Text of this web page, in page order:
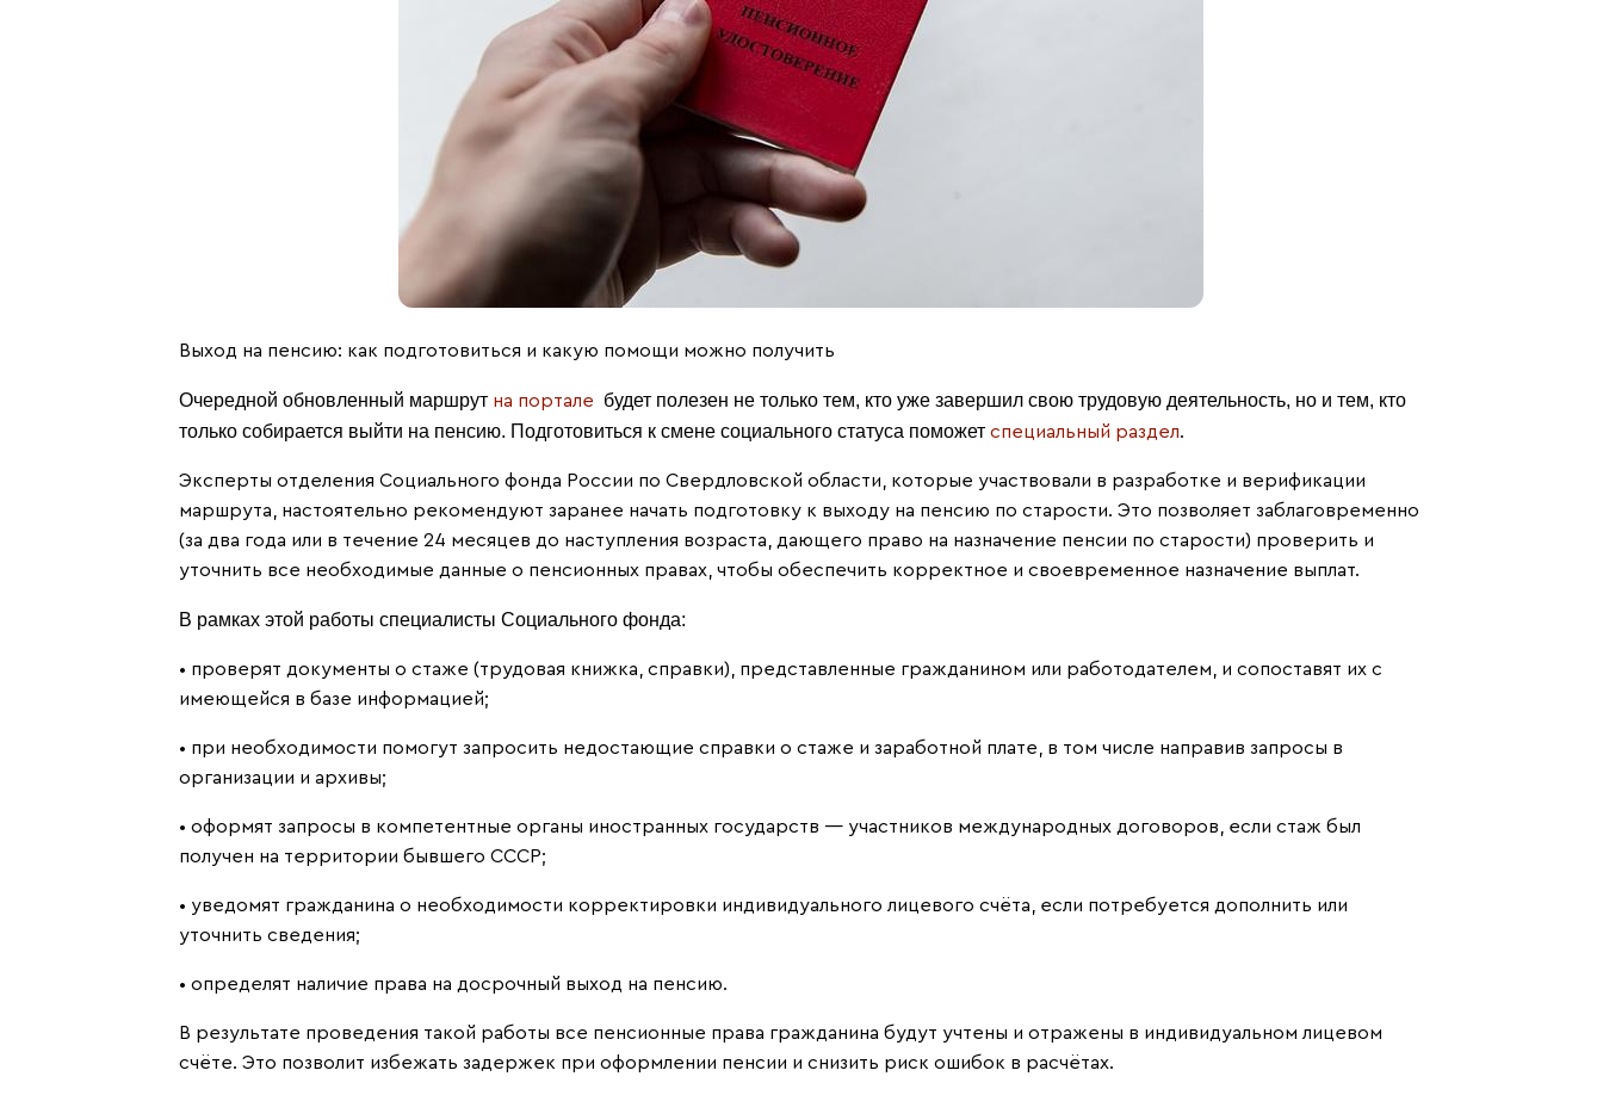
Выход на пенсию: как подготовиться и какую помощи можно получить
Очередной обновленный маршрут на портале будет полезен не только тем, кто уже завершил свою трудовую деятельность, но и тем, кто
только собирается выйти на пенсию. Подготовиться к смене социального статуса поможет специальный раздел.
Эксперты отделения Социального фонда России по Свердловской области, которые участвовали в разработке и верификации
маршрута, настоятельно рекомендуют заранее начать подготовку к выходу на пенсию по старости. Это позволяет заблаговременно
(за два года или в течение 24 месяцев до наступления возраста, дающего право на назначение пенсии по старости) проверить и
уточнить все необходимые данные о пенсионных правах, чтобы обеспечить корректное и своевременное назначение выплат.
В рамках этой работы специалисты Социального фонда:
• проверят документы о стаже (трудовая книжка, справки), представленные гражданином или работодателем, и сопоставят их с
имеющейся в базе информацией;
• при необходимости помогут запросить недостающие справки о стаже и заработной плате, в том числе направив запросы в
организации и архивы;
• оформят запросы в компетентные органы иностранных государств — участников международных договоров, если стаж был
получен на территории бывшего СССР;
• уведомят гражданина о необходимости корректировки индивидуального лицевого счёта, если потребуется дополнить или
уточнить сведения;
• определят наличие права на досрочный выход на пенсию.
В результате проведения такой работы все пенсионные права гражданина будут учтены и отражены в индивидуальном лицевом
счёте. Это позволит избежать задержек при оформлении пенсии и снизить риск ошибок в расчётах.